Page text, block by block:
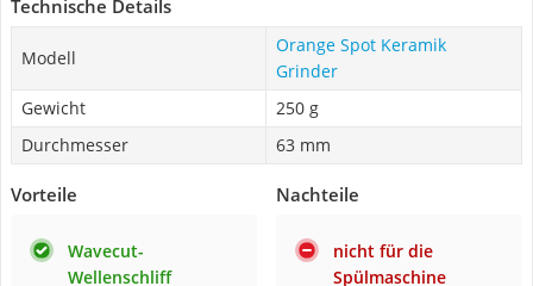
Technische Details
Modell
Orange Spot Keramik
Grinder
Gewicht
250 g
Durchmesser
63 mm
Vorteile
Wavecut-
Wellenschliff
Nachteile
nicht für die
Spülmaschine